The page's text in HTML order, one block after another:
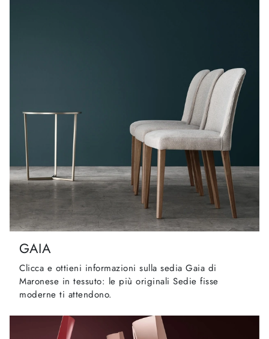
GAIA
Clicca e ottieni informazioni sulla sedia Gaia di
Maronese in tessuto: le più originali Sedie fisse
moderne ti attendono.